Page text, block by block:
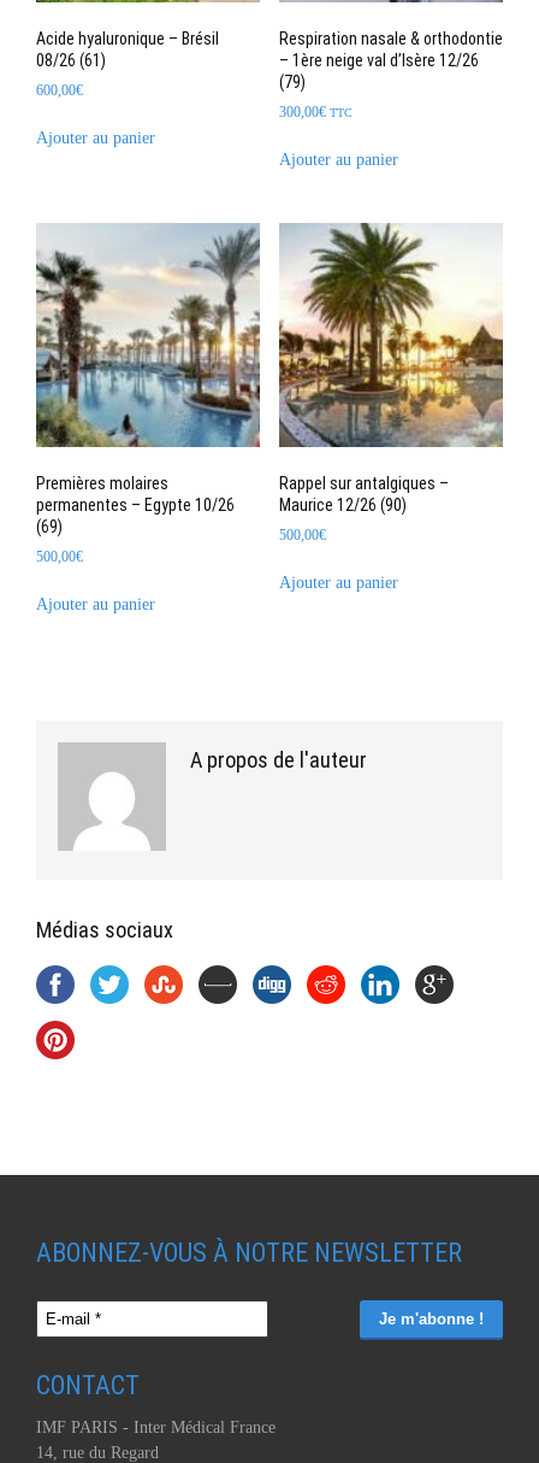
Acide hyaluronique – Brésil
08/26 (61)
600,00€
Ajouter au panier
Respiration nasale & orthodontie
– 1ère neige val d’Isère 12/26
(79)
300,00€ TTC
Ajouter au panier
Premières molaires
permanentes – Egypte 10/26
(69)
500,00€
Ajouter au panier
Rappel sur antalgiques –
Maurice 12/26 (90)
500,00€
Ajouter au panier
A propos de l'auteur
Médias sociaux
ABONNEZ-VOUS À NOTRE NEWSLETTER
CONTACT
IMF PARIS - Inter Médical France
14, rue du Regard